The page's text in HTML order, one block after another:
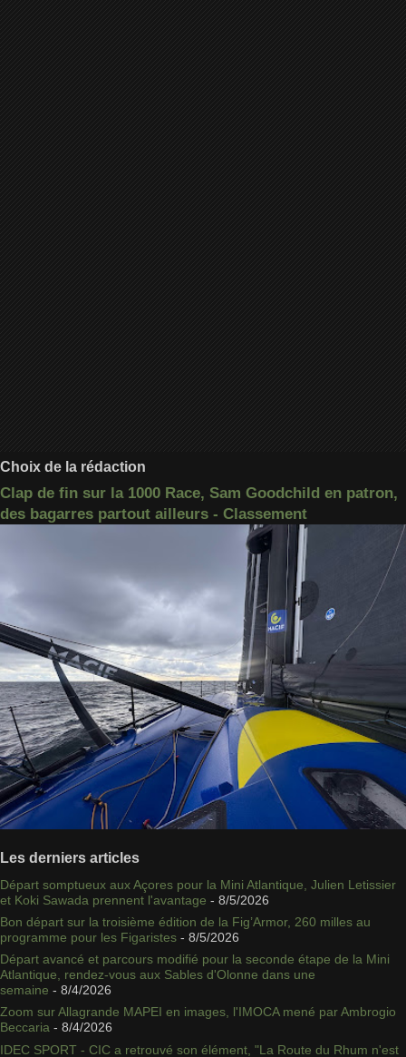
Choix de la rédaction
Clap de fin sur la 1000 Race, Sam Goodchild en patron,
des bagarres partout ailleurs - Classement
Les derniers articles
Départ somptueux aux Açores pour la Mini Atlantique, Julien Letissier
et Koki Sawada prennent l'avantage - 8/5/2026
Bon départ sur la troisième édition de la Fig’Armor, 260 milles au
programme pour les Figaristes - 8/5/2026
Départ avancé et parcours modifié pour la seconde étape de la Mini
Atlantique, rendez-vous aux Sables d'Olonne dans une
semaine - 8/4/2026
Zoom sur Allagrande MAPEI en images, l'IMOCA mené par Ambrogio
Beccaria - 8/4/2026
IDEC SPORT - CIC a retrouvé son élément, "La Route du Rhum n'est